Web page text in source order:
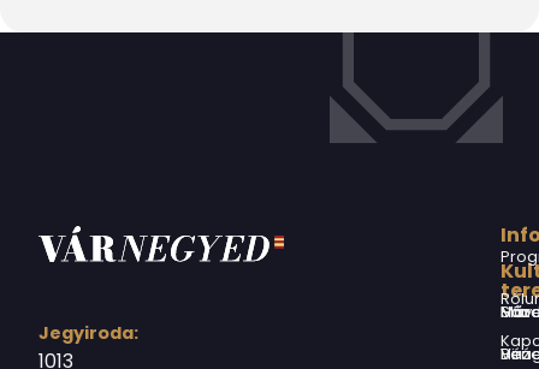
Jegyiroda:
1013
Márai Sándor Művelődési Ház
Virág Benedek Ház